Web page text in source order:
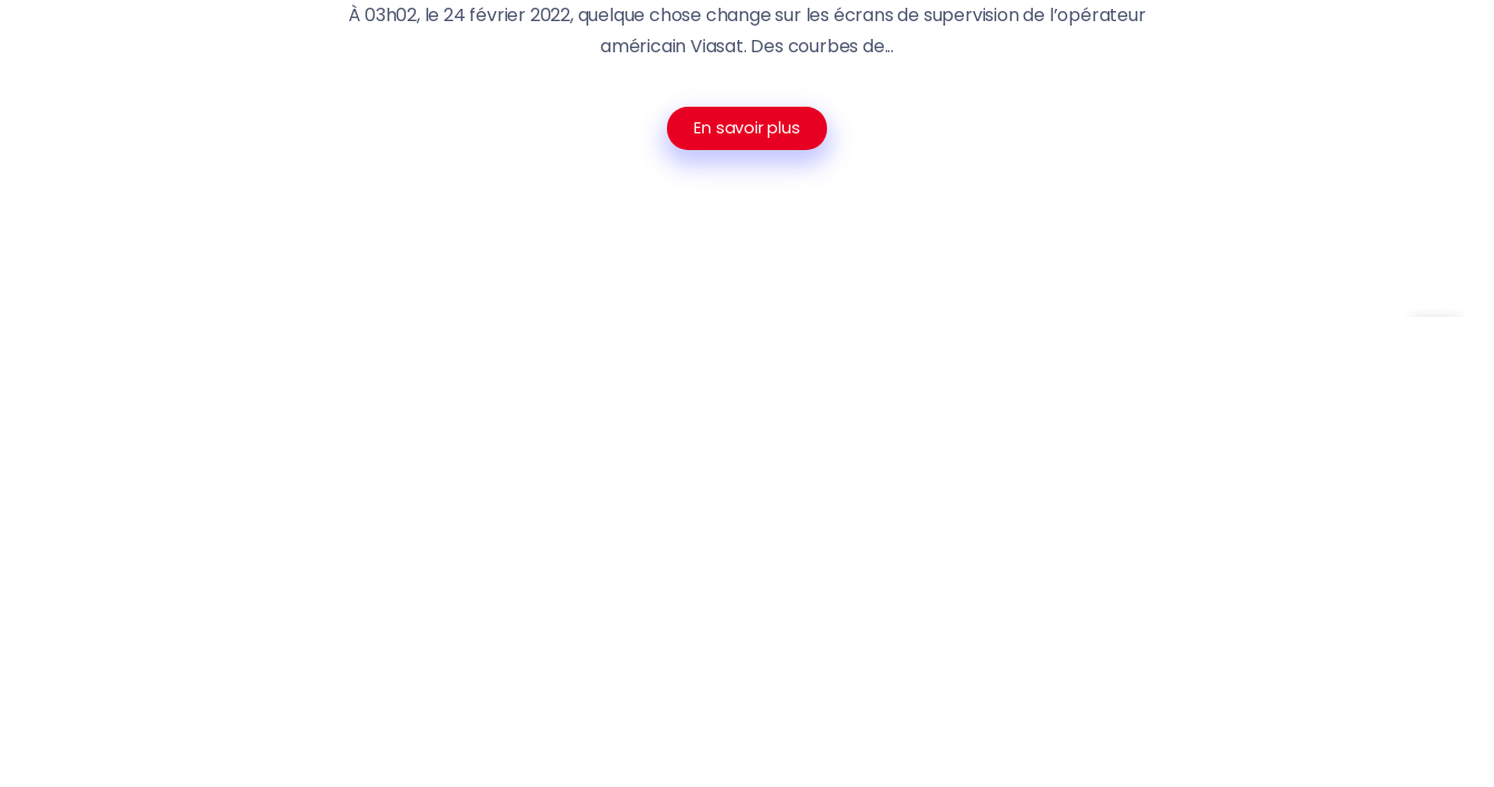
À 03h02, le 24 février 2022, quelque chose change sur les écrans de supervision de l’opérateur
américain Viasat. Des courbes de...
En savoir plus